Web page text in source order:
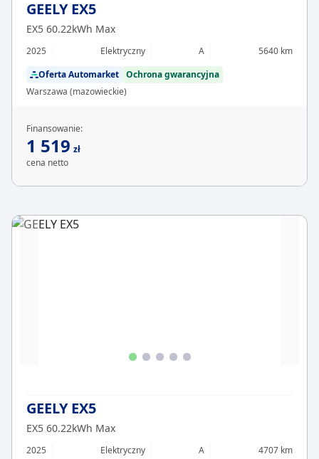
GEELY EX5
EX5 60.22kWh Max
2025 Elektryczny A
5640 km
Oferta Automarket Ochrona gwarancyjna
Warszawa (mazowieckie)
Finansowanie:
1 519 zł
cena netto
GEELY EX5
EX5 60.22kWh Max
2025 Elektryczny A
4707 km